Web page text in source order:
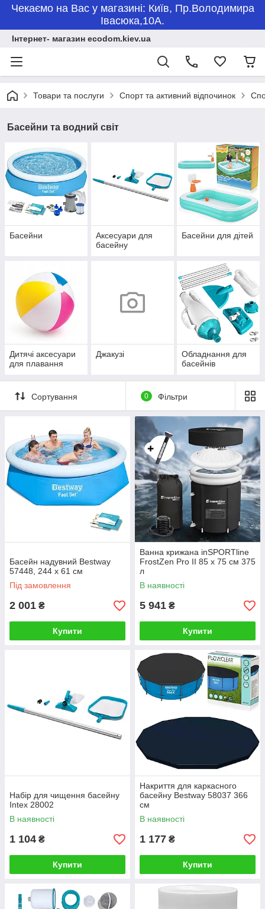
Чекаємо на Вас у магазині: Київ, Пр.Володимира
Івасюка,10А.
Інтернет- магазин ecodom.kiev.ua
Товари та послуги Спорт та активний відпочинок
Басейни та водний світ
Басейни
Аксесуари для
басейну
Басейни для дітей
Дитячі аксесуари
для плавання
Джакузі
Обладнання для
басейнів
Сортування 0 Фільтри
Басейн надувний Bestway
57448, 244 x 61 см
Під замовлення
2 001 ₴
Купити
Ванна крижана inSPORTline
FrostZen Pro II 85 х 75 см 375
л
В наявності
5 941 ₴
Купити
Набір для чищення басейну
Intex 28002
В наявності
1 104 ₴
Купити
Накриття для каркасного
басейну Bestway 58037 366
см
В наявності
1 177 ₴
Купити